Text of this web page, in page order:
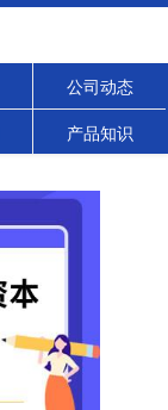
公司动态
产品知识